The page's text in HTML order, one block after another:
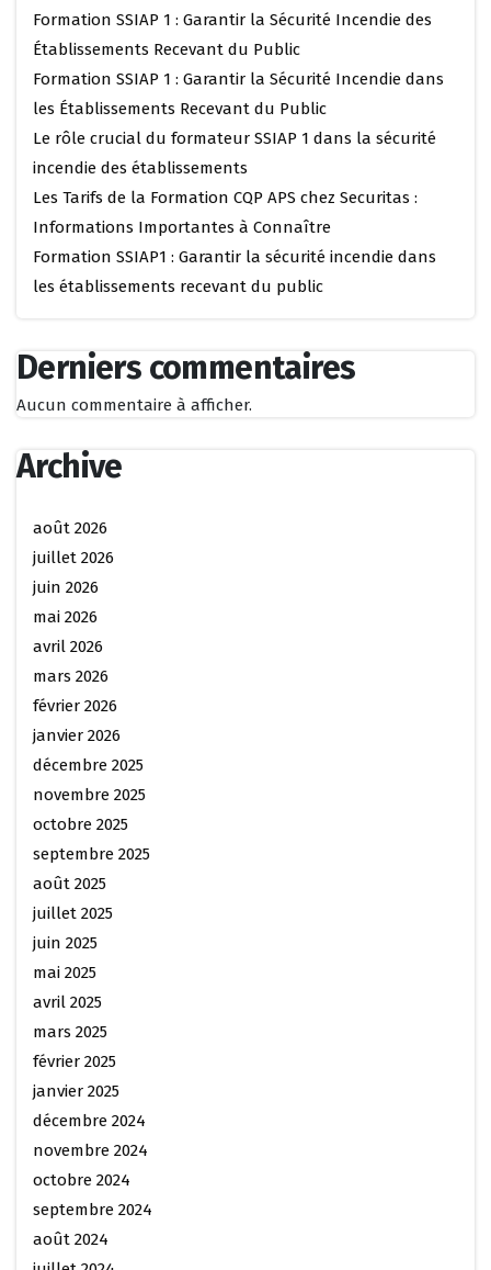
Formation SSIAP 1 : Garantir la Sécurité Incendie des
Établissements Recevant du Public
Formation SSIAP 1 : Garantir la Sécurité Incendie dans
les Établissements Recevant du Public
Le rôle crucial du formateur SSIAP 1 dans la sécurité
incendie des établissements
Les Tarifs de la Formation CQP APS chez Securitas :
Informations Importantes à Connaître
Formation SSIAP1 : Garantir la sécurité incendie dans
les établissements recevant du public
Derniers commentaires
Aucun commentaire à afficher.
Archive
août 2026
juillet 2026
juin 2026
mai 2026
avril 2026
mars 2026
février 2026
janvier 2026
décembre 2025
novembre 2025
octobre 2025
septembre 2025
août 2025
juillet 2025
juin 2025
mai 2025
avril 2025
mars 2025
février 2025
janvier 2025
décembre 2024
novembre 2024
octobre 2024
septembre 2024
août 2024